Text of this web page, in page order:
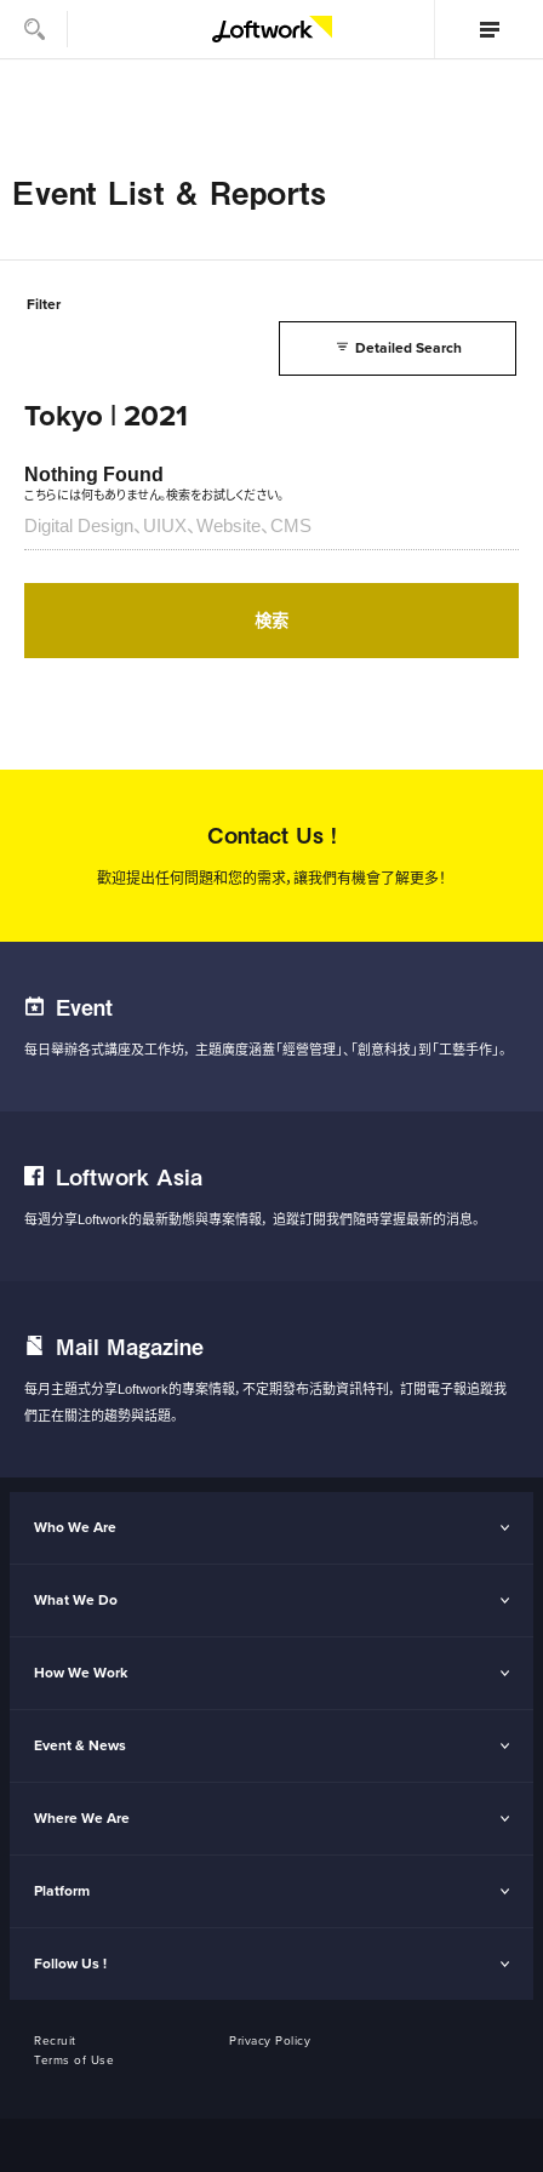
Event List & Reports
Filter
Detailed Search
Tokyo | 2021
Nothing Found
こちらには何もありません。検索をお試しください。
検索
Contact Us !
歡迎提出任何問題和您的需求，讓我們有機會了解更多！
Event
每日舉辦各式講座及工作坊， 主題廣度涵蓋「經營管理」、「創意科技」到「工藝手作」。
Loftwork Asia
每週分享Loftwork的最新動態與專案情報， 追蹤訂閱我們隨時掌握最新的消息。
Mail Magazine
每月主題式分享Loftwork的專案情報，不定期發布活動資訊特刊， 訂閱電子報追蹤我
們正在關注的趨勢與話題。
Who We Are
What We Do
How We Work
Event & News
Where We Are
Platform
Follow Us !
Recruit
Privacy Policy
Terms of Use